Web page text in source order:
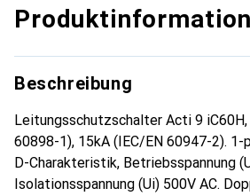
Beschreibung
Leitungsschutzschalter Acti 9 iC60H,
60898-1), 15kA (IEC/EN 60947-2). 1-
D-Charakteristik, Betriebsspannung
Isolationsspannung (Ui) 500V AC.